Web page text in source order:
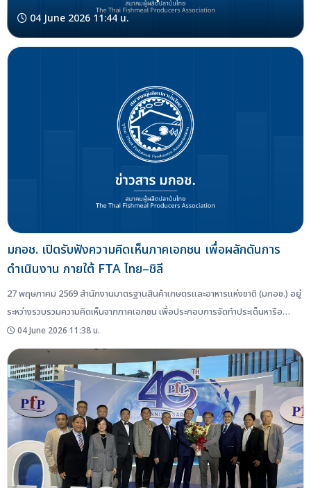
04 June 2026 11:44 น.
มกอช. เปิดรับฟังความคิดเห็นภาคเอกชน เพื่อผลักดันการ
ดำเนินงาน ภายใต้ FTA ไทย–ชิลี
27 พฤษภาคม 2569 สำนักงานมาตรฐานสินค้าเกษตรและอาหารแห่งชาติ (มกอช.) อยู่
ระหว่างรวบรวมความคิดเห็นจากภาคเอกชน เพื่อประกอบการจัดทำประเด็นหารือ
สำหรับการประชุมคณะกรรมการด้านสุขอนามัยและสุขอนามัยพืช หรือ Committee
on Sanitary and Phytosanitary Measures (Committee on SPS) ภายใต้
ความตกลงการค้าเสรีไทย–ชิลี ครั้งที่ 6...
04 June 2026 11:38 น.